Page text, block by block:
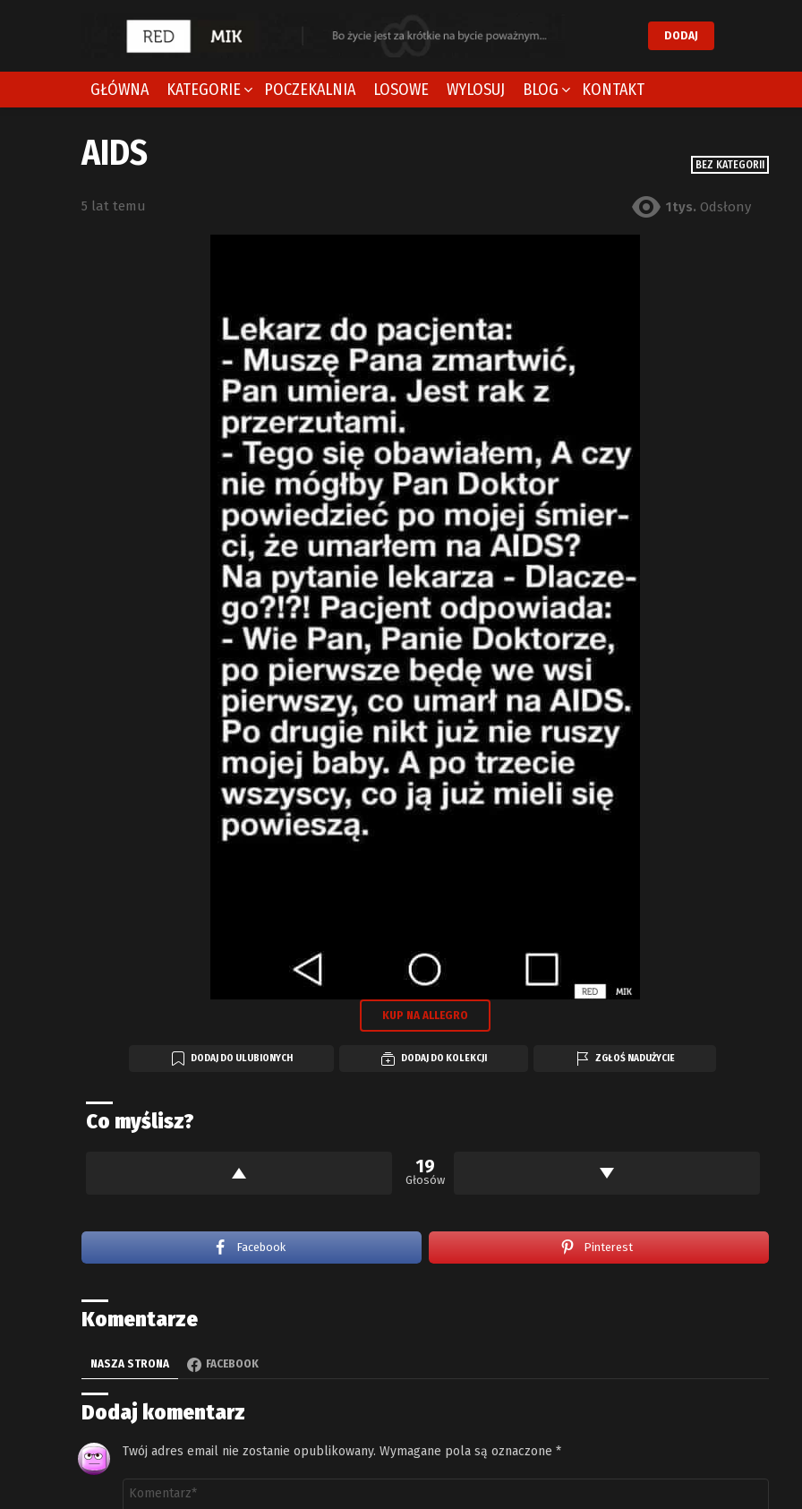
DODAJ
GŁÓWNA KATEGORIE POCZEKALNIA LOSOWE WYLOSUJ BLOG KONTAKT
BEZ KATEGORII
AIDS
5 lat temu 1tys. Odsłony
KUP NA ALLEGRO
DODAJ DO ULUBIONYCH DODAJ DO KOLEKCJI ZGŁOŚ NADUŻYCIE
Co myślisz?
19
Głosów
Facebook Pinterest
Komentarze
NASZA STRONA FACEBOOK
Dodaj komentarz
Twój adres email nie zostanie opublikowany. Wymagane pola są oznaczone *
Komentarz